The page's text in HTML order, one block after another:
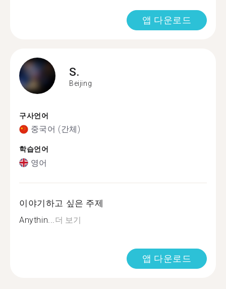
앱 다운로드
S.
Beijing
구사언어
중국어 (간체)
학습언어
영어
이야기하고 싶은 주제
Anythin... 더 보기
앱 다운로드